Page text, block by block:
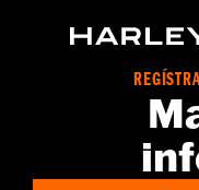
Contenido del embalaje:
podría requerir
concesionario